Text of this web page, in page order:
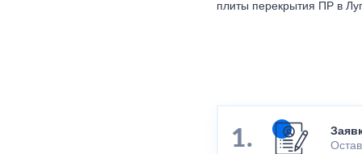
плиты перекрытия ПР в